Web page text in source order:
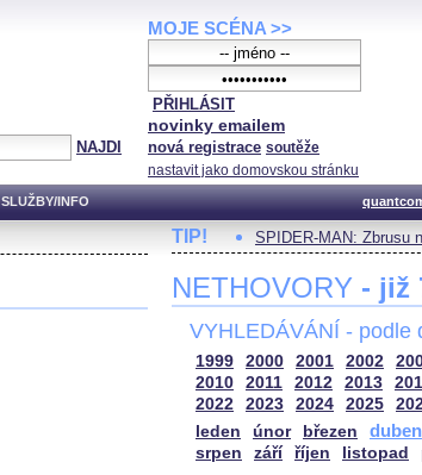
NAJDI
MOJE SCÉNA >>
PŘIHLÁSIT
novinky emailem
nová registrace soutěže
nastavit jako domovskou stránku
SLUŽBY/INFO
TIP! SPIDER-MAN: Zbrusu
NETHOVORY - již
VYHLEDÁVÁNÍ - podle
1999 2000 2001 2002
2010
2011 2012 2013
2022
2023 2024 2025
leden
únor březen duben
srpen
září říjen listopad